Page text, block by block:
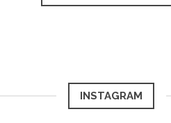
INSTAGRAM